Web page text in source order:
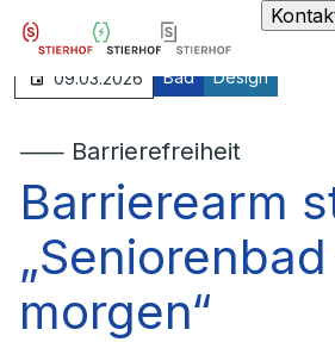
09.03.2026 Bad Design
⸺ Barrierefreiheit
Barrierearm
morgen“